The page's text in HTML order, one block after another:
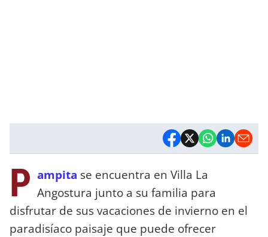
P ampita se encuentra en Villa La
Angostura junto a su familia para
disfrutar de sus vacaciones de invierno en el
paradisíaco paisaje que puede ofrecer